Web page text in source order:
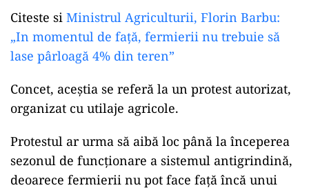
Citeste si Ministrul Agriculturii, Florin Barbu:
„In momentul de față, fermierii nu trebuie să
lase pârloagă 4% din teren”
Concet, aceștia se referă la un protest autorizat,
organizat cu utilaje agricole.
Protestul ar urma să aibă loc până la începerea
sezonul de funcţionare a sistemul antigrindină,
deoarece fermierii nu pot face faţă încă unui